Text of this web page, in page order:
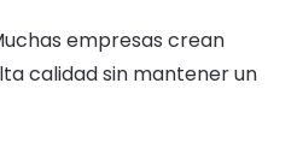
empresas crean
calidad sin mantener un